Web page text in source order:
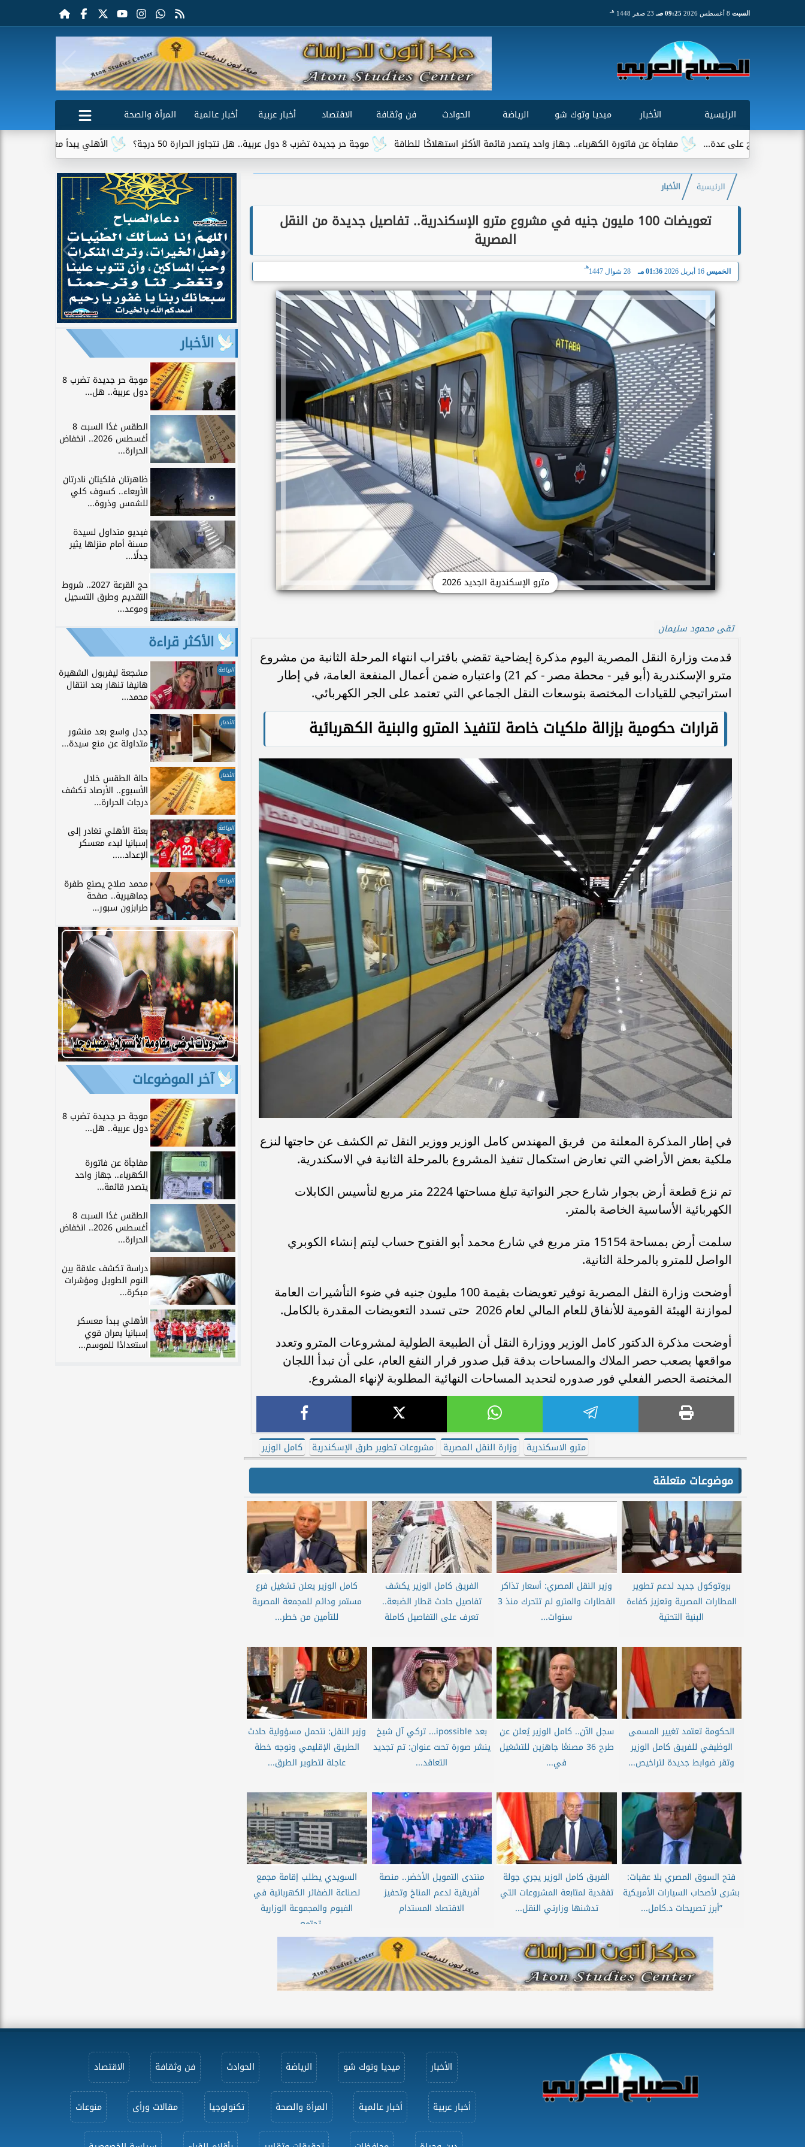
السبت 09:25 صـ 23 صفر 1448 هـ
الرئيسية الأخبار ميديا وتوك شو الرياضة الحوادث فن وثقافة الاقتصاد أخبار عربية أخبار عالمية
المرأة والصحة
الأهلي يبدأ معسكر إسبانيا بمران قوي
موجة حر جديدة تضرب 8 دول عربية.. هل تتجاوز الحرارة 50 درجة؟ مفاجأة عن فاتورة الكهرباء.. جهاز واحد يتصدر قائمة الأكثر استهلاكًا للطاقة
الرئيسية الأخبار
تعويضات 100 مليون جنيه في مشروع مترو الإسكندرية.. تفاصيل جديدة من النقل
المصرية
الخميس 16 أبريل 2026 01:36 مـ 28 شوال 1447
هـ
مترو الإسكندرية الجديد 2026
تقى محمود سليمان
قدمت وزارة النقل المصرية اليوم مذكرة إيضاحية تقضي باقتراب انتهاء المرحلة الثانية من مشروع
مترو الإسكندرية (أبو قير - محطة مصر - كم 21) واعتباره ضمن أعمال المنفعة العامة، في إطار
استراتيجي للقيادات المختصة بتوسعات النقل الجماعي التي تعتمد على الجر الكهربائي.
قرارات حكومية بإزالة ملكيات خاصة لتنفيذ المترو والبنية الكهربائية
في إطار المذكرة المعلنة من فريق المهندس كامل الوزير ووزير النقل تم الكشف عن حاجتها لنزع
ملكية بعض الأراضي التي تعارض استكمال تنفيذ المشروع بالمرحلة الثانية في الاسكندرية.
تم نزع قطعة أرض بجوار شارع حجر النواتية تبلغ مساحتها 2224 متر مربع لتأسيس الكابلات
الكهربائية الأساسية الخاصة بالمتر.
سلمت أرض بمساحة 15154 متر مربع في شارع محمد أبو الفتوح حساب ليتم إنشاء الكوبري
الواصل للمترو بالمرحلة الثانية.
أوضحت وزارة النقل المصرية توفير تعويضات بقيمة 100 مليون جنيه في ضوء التأشيرات العامة
لموازنة الهيئة القومية للأنفاق للعام المالي لعام 2026 حتى تسدد التعويضات المقدرة بالكامل.
أوضحت مذكرة الدكتور كامل الوزير ووزارة النقل أن الطبيعة الطولية لمشروعات المترو وتعدد
مواقعها يصعب حصر الملاك والمساحات بدقة قبل صدور قرار النفع العام، على أن تبدأ اللجان
المختصة الحصر الفعلي فور صدوره لتحديد المساحات النهائية المطلوبة لإنهاء المشروع.
مترو الاسكندرية وزارة النقل المصرية مشروعات تطوير طرق الإسكندرية كامل الوزير
موضوعات متعلقة
بروتوكول جديد لدعم تطوير
المطارات المصرية وتعزيز كفاءة
البنية التحتية
وزير النقل المصري: أسعار تذاكر
القطارات والمترو لم تتحرك منذ 3
سنوات...
الفريق كامل الوزير يكشف
تفاصيل حادث قطار الضبعة..
تعرف على التفاصيل كاملة
كامل الوزير يعلن تشغيل فرع
مستمر ودائم للمجمعة المصرية
للتأمين من خطر...
الحكومة تعتمد تغيير المسمى
الوظيفي للفريق كامل الوزير
وتقر ضوابط جديدة لتراخيص...
سجل الآن.. كامل الوزير يُعلن عن
طرح 36 مصنعًا جاهزين للتشغيل
في...
بعد ipossible... تركي آل شيخ
ينشر صورة تحت عنوان: تم تجديد
التعاقد...
وزير النقل: نتحمل مسؤولية حادث
الطريق الإقليمي ونوجه خطة
عاجلة لتطوير الطرق...
فتح السوق المصري بلا عقبات:
بشرى لأصحاب السيارات الأمريكية
”أبرز تصريحات د.كامل...
الفريق كامل الوزير يجري جولة
تفقدية لمتابعة المشروعات التي
تدشنها وزارتي النقل...
منتدى التمويل الأخضر.. منصة
أفريقية لدعم المناخ وتحفيز
الاقتصاد المستدام
السويدي يطلب إقامة مجمع
لصناعة الضفائر الكهربائية في
الفيوم والمجموعة الوزارية
تجتمع...
الأخبار
موجة حر جديدة تضرب 8
دول عربية.. هل...
الطقس غدًا السبت 8
أغسطس 2026.. انخفاض
الحرارة...
ظاهرتان فلكيتان نادرتان
الأربعاء.. كسوف كلي
للشمس وذروة...
فيديو متداول لسيدة
مسنة أمام منزلها يثير
جدلًا...
حج القرعة 2027.. شروط
التقديم وطرق التسجيل
وموعد...
الأكثر قراءة
الرياضة مشجعة ليفربول الشهيرة
هانيفا تنهار بعد انتقال
محمد...
الأخبار
جدل واسع بعد منشور
متداولة عن منع سيدة...
الأخبار حالة الطقس خلال
الأسبوع.. الأرصاد تكشف
درجات الحرارة...
الرياضة بعثة الأهلي تغادر إلى
إسبانيا لبدء معسكر
الإعداد.....
الرياضة محمد صلاح يصنع طفرة
جماهيرية.. صفحة
طرابزون سبور...
آخر الموضوعات
موجة حر جديدة تضرب 8
دول عربية.. هل...
مفاجأة عن فاتورة
الكهرباء.. جهاز واحد
يتصدر قائمة...
الطقس غدًا السبت 8
أغسطس 2026.. انخفاض
الحرارة...
دراسة تكشف علاقة بين
النوم الطويل ومؤشرات
مبكرة...
الأهلي يبدأ معسكر
إسبانيا بمران قوي
استعدادًا للموسم...
الأخبار ميديا وتوك شو الرياضة الحوادث فن وثقافة الاقتصاد
أخبار عربية أخبار عالمية المرأة والصحة تكنولوجيا مقالات ورأى منوعات